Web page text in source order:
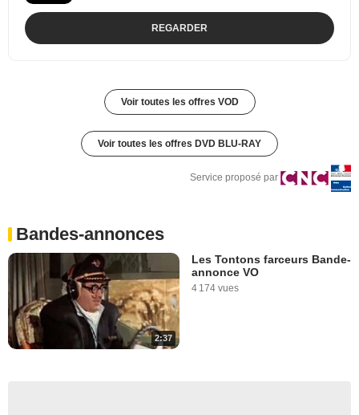
REGARDER
Voir toutes les offres VOD
Voir toutes les offres DVD BLU-RAY
Service proposé par
Bandes-annonces
2:37
Les Tontons farceurs Bande-
annonce VO
4 174 vues